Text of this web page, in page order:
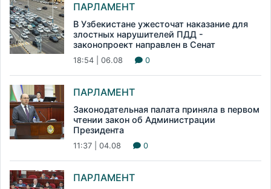
ПАРЛАМЕНТ
В Узбекистане ужесточат наказание для
злостных нарушителей ПДД -
законопроект направлен в Сенат
18:54 | 06.08 0
ПАРЛАМЕНТ
Законодательная палата приняла в первом
чтении закон об Администрации
Президента
11:37 | 04.08 0
ПАРЛАМЕНТ